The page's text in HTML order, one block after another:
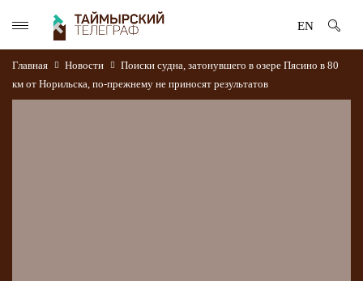
EN
Главная Новости
Поиски судна, затонувшего в озере Пясино в 80
км от Норильска, по-прежнему не приносят результатов